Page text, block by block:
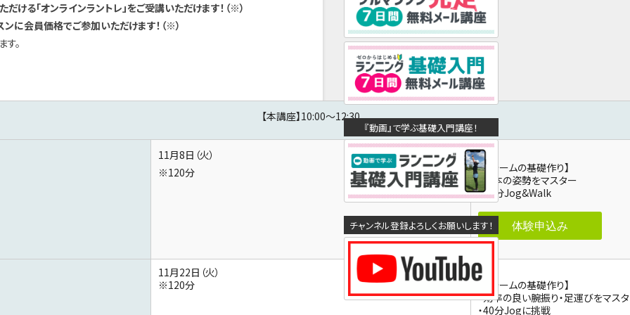
ける「オンラインラントレ」をご受講いただけます！（※）
ンに会員価格でご参加いただけます！（※）
。
【本講座】10:00～12:30
11月8日（火）
※120分
【フォームの基礎作り】
・基本の姿勢をマスター
・40分Jog&Walk
体験申込み
11月22日（火）
※120分
【フォームの基礎作り】
・効率の良い腕振り・足運びをマス
・40分Jogに挑戦
『動画』で学ぶ基礎入門講座！
チャンネル登録よろしくお願いします！